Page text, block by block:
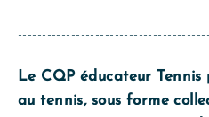
Le CQP éducateur
au tennis, sous forme